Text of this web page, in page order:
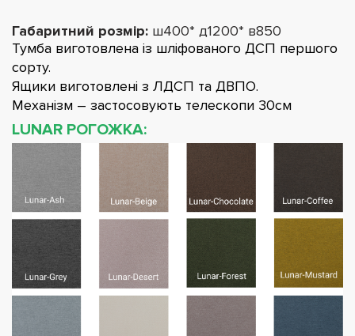
Габаритний розмір: ш400* д1200* в850
Тумба виготовлена із шліфованого ДСП першого
сорту.
Ящики виготовлені з ЛДСП та ДВПО.
Механізм – застосовують телескопи 30см
LUNAR РОГОЖКА: